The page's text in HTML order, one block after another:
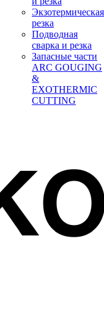
Экзотермическая
резка
Подводная
сварка и резка
Запасные части
ARC GOUGING
&
EXOTHERMIC
CUTTING